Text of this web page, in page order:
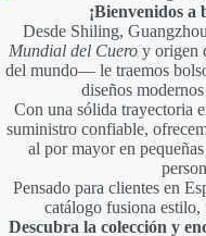
¡Bienvenidos a
Desde Shiling,
Mundial del Cuero y origen
del mundo— le traemos
diseños
Con una sólida trayectoria
suministro confiable,
al por mayor en
Pensado para clientes en
catálogo fusiona
Descubra la colección y